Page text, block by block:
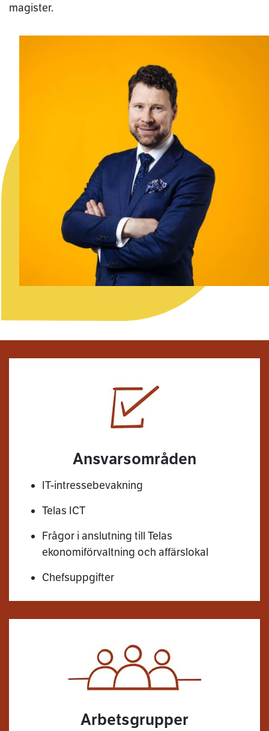
magister.
Ansvarsområden
IT-intressebevakning
Telas ICT
Frågor i anslutning till Telas
ekonomiförvaltning och affärslokal
Chefsuppgifter
Arbetsgrupper